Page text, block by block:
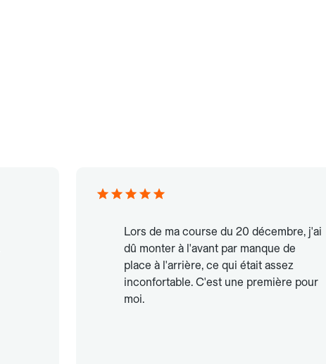
Lors de ma course du 20 décembre, j'ai
dû monter à l'avant par manque de
place à l'arrière, ce qui était assez
inconfortable. C'est une première pour
moi.